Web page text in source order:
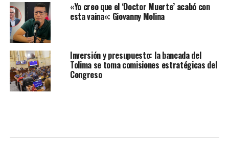
«Yo creo que el ‘Doctor Muerte’ acabó con
esta vaina»: Giovanny Molina
Inversión y presupuesto: la bancada del
Tolima se toma comisiones estratégicas del
Congreso